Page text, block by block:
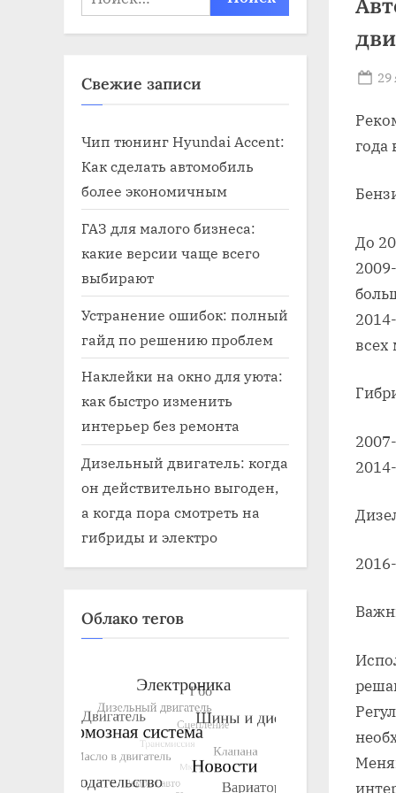
29
года
До
всех
Свежие записи
Чип тюнинг Hyundai Accent:
Как сделать автомобиль
более экономичным
ГАЗ для малого бизнеса:
какие версии чаще всего
выбирают
Устранение ошибок: полный
гайд по решению проблем
Наклейки на окно для уюта:
как быстро изменить
интерьер без ремонта
Дизельный двигатель: когда
он действительно выгоден,
а когда пора смотреть на
гибриды и электро
Облако тегов